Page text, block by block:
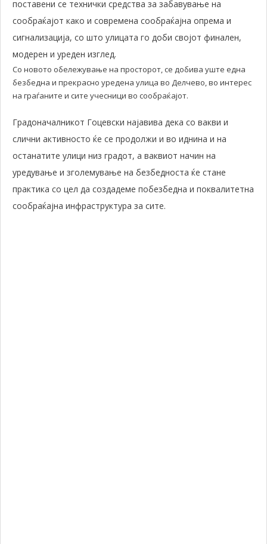
поставени се технички средства за забавување на
сообраќајот како и современа сообраќајна опрема и
сигнализација, со што улицата го доби својот финален,
модерен и уреден изглед.
Со новото обележување на просторот, се добива уште една
безбедна и прекрасно уредена улица во Делчево, во интерес
на граѓаните и сите учесници во сообраќајот.
Градоначалникот Гоцевски најавива дека со вакви и
слични активносто ќе се продолжи и во иднина и на
останатите улици низ градот, а ваквиот начин на
уредување и зголемување на безбедноста ќе стане
практика со цел да создадеме побезбедна и поквалитетна
сообраќајна инфраструктура за сите.